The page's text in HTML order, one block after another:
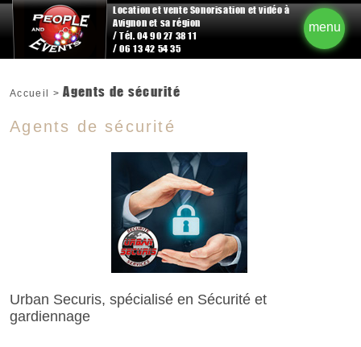
Location et vente Sonorisation et vidéo à
Avignon et sa région
/ Tél. 04 90 27 38 11
/ 06 13 42 54 35
menu
Accueil >Agents de sécurité
Agents de sécurité
Urban Securis, spécialisé en Sécurité et
gardiennage